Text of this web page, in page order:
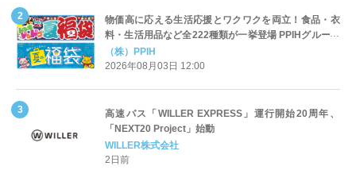
物価高に応える生活応援とワクワクを両立！食品・衣
料・生活用品など全222種類が一挙登場 PPIHグループ
「夏福袋」＆セール 8月6日(木)より順次スタート
（株）PPIH
2026年08月03日 12:00
高速バス「WILLER EXPRESS」運行開始20周年、
「NEXT20 Project」始動
WILLER株式会社
2日前